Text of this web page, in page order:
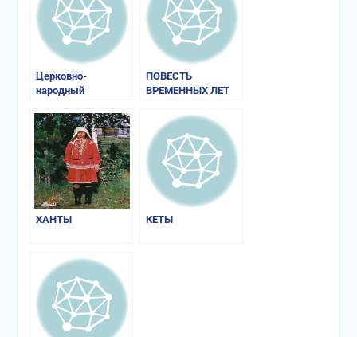
Церковно-
народный
ПОВЕСТЬ
ВРЕМЕННЫХ ЛЕТ
ХАНТЫ КЕТЫ